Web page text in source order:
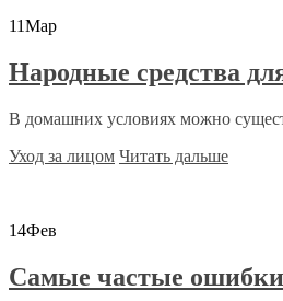
11Мар
Народные средства
В домашних условиях можно
Уход за лицом Читать дальше
14Фев
Самые частые ошибки